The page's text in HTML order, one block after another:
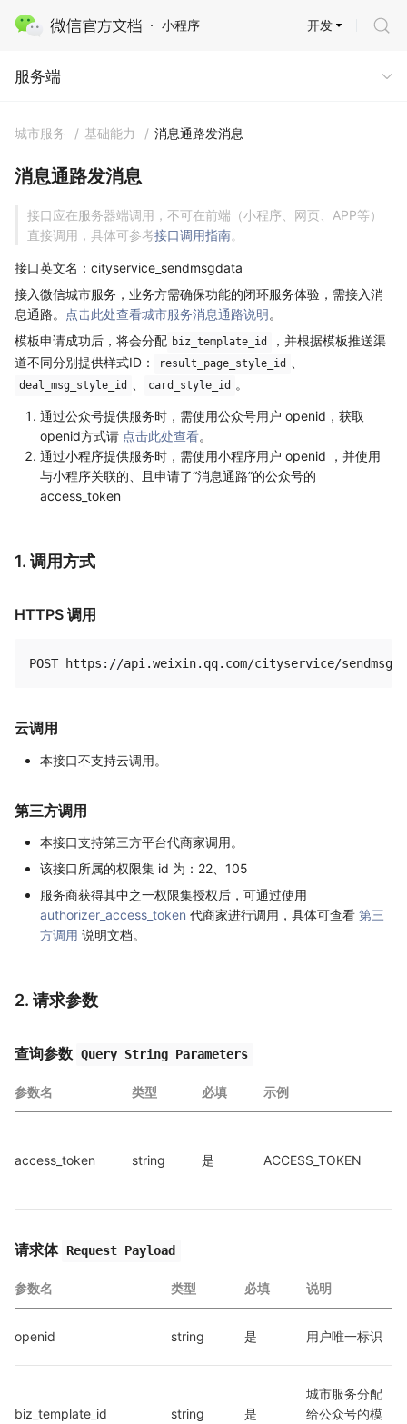
小程序
服务端
开发
服务端
城市服务 / 基础能力 / 消息通路发消息
消息通路发消息
接口应在服务器端调用，不可在前端（小程序、网页、APP等）
直接调用，具体可参考接口调用指南。
接口英文名：cityservice_sendmsgdata
接入微信城市服务，业务方需确保功能的闭环服务体验，需接入消
息通路。
点击此处查看城市服务消息通路说明。
模板申请成功后，将会分配 biz_template_id
，并根据模板推送渠
道不同分别提供样式ID：
result_page_style_id
deal_msg_style_id card_style_id 。
通过公众号提供服务时，需使用公众号用户 openid，获取
openid方式请 点击此处查看。
通过小程序提供服务时，需使用小程序用户 openid ，并使用
与小程序关联的、且申请了“消息通路”的公众号的
access_token
1. 调用方式
HTTPS 调用
云调用
本接口不支持云调用。
第三方调用
本接口支持第三方平台代商家调用。
该接口所属的权限集 id 为：22、105
服务商获得其中之一权限集授权后，可通过使用
authorizer_access_token 代商家进行调用，具体可查看 第三
方调用 说明文档。
2. 请求参数
查询参数 Query String Parameters
参数名 类型 必填 示例
access_token string 是 ACCESS_TOKEN
请求体 Request Payload
参数名 类型 必填 说明
openid string 是 用户唯一标识
biz_template_id string 是
城市服务分配
给公众号的模